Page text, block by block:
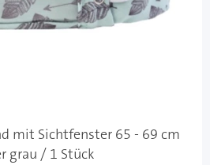
mit Sichtfenster 65 - 69 cm
grau / 1 Stück